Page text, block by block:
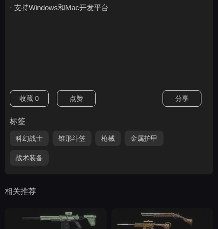
· 支持Windows和Mac开发平台
收藏 0 点赞 分享
标签
科幻战士 锥形斗笠 枪械 金属护甲
战术装备
相关推荐